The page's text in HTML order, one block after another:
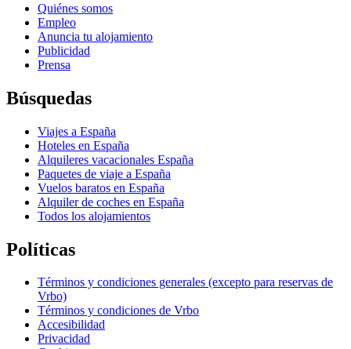
Quiénes somos
Empleo
Anuncia tu alojamiento
Publicidad
Prensa
Búsquedas
Viajes a España
Hoteles en España
Alquileres vacacionales España
Paquetes de viaje a España
Vuelos baratos en España
Alquiler de coches en España
Todos los alojamientos
Políticas
Términos y condiciones generales (excepto para reservas de
Vrbo)
Términos y condiciones de Vrbo
Accesibilidad
Privacidad